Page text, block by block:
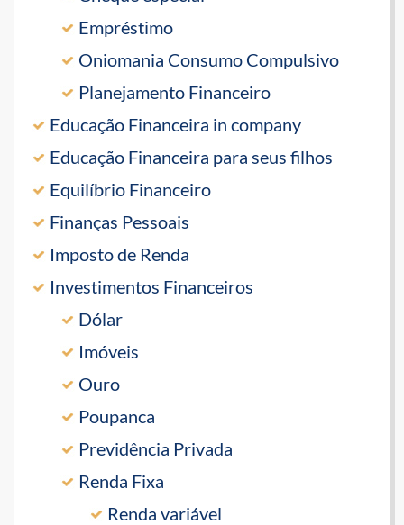
Empréstimo
Oniomania Consumo Compulsivo
Planejamento Financeiro
Educação Financeira in company
Educação Financeira para seus filhos
Equilíbrio Financeiro
Finanças Pessoais
Imposto de Renda
Investimentos Financeiros
Dólar
Imóveis
Ouro
Poupanca
Previdência Privada
Renda Fixa
Renda variável